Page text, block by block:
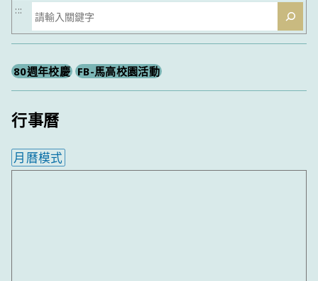
搜
尋
:::
80週年校慶 FB-馬高校園活動
行事曆
月曆模式